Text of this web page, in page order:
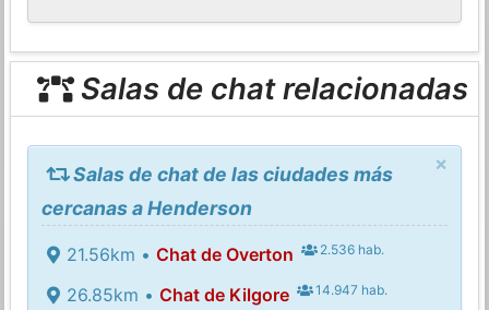
Salas de chat relacionadas
×
Salas de chat de las ciudades más
cercanas a Henderson
21.56km • Chat de Overton 2.536 hab.
26.85km • Chat de Kilgore 14.947 hab.